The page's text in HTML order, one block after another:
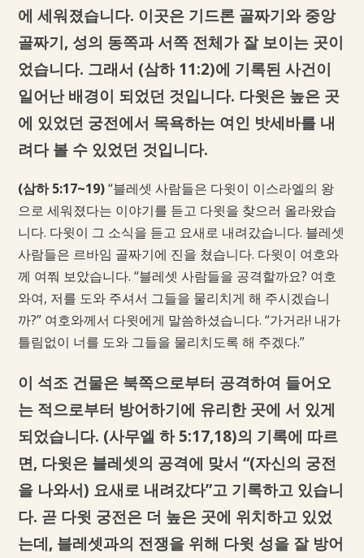
에 세워졌습니다. 이곳은 기드론 골짜기와 중앙
골짜기, 성의 동쪽과 서쪽 전체가 잘 보이는 곳이
었습니다. 그래서 (삼하 11:2)에 기록된 사건이
일어난 배경이 되었던 것입니다. 다윗은 높은 곳
에 있었던 궁전에서 목욕하는 여인 밧세바를 내
려다 볼 수 있었던 것입니다.
(삼하 5:17~19)“블레셋 사람들은 다윗이 이스라엘의 왕
으로 세워졌다는 이야기를 듣고 다윗을 찾으러 올라왔습
니다. 다윗이 그 소식을 듣고 요새로 내려갔습니다. 블레셋
사람들은 르바임 골짜기에 진을 쳤습니다. 다윗이 여호와
께 여쭤 보았습니다. “블레셋 사람들을 공격할까요? 여호
와여, 저를 도와 주셔서 그들을 물리치게 해 주시겠습니
까?” 여호와께서 다윗에게 말씀하셨습니다. “가거라! 내가
틀림없이 너를 도와 그들을 물리치도록 해 주겠다.”
이 석조 건물은 북쪽으로부터 공격하여 들어오
는 적으로부터 방어하기에 유리한 곳에 서 있게
되었습니다. (사무엘 하 5:17,18)의 기록에 따르
면, 다윗은 블레셋의 공격에 맞서 “(자신의 궁전
을 나와서) 요새로 내려갔다”고 기록하고 있습니
다. 곧 다윗 궁전은 더 높은 곳에 위치하고 있었
는데, 블레셋과의 전쟁을 위해 다윗 성을 잘 방어